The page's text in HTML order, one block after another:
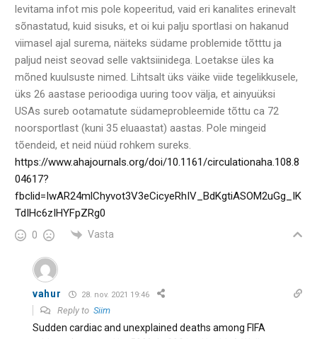
levitama infot mis pole kopeeritud, vaid eri kanalites erinevalt
sõnastatud, kuid sisuks, et oi kui palju sportlasi on hakanud
viimasel ajal surema, näiteks südame problemide tõtttu ja
paljud neist seovad selle vaktsiinidega. Loetakse üles ka
mõned kuulsuste nimed. Lihtsalt üks väike viide tegelikkusele,
üks 26 aastase perioodiga uuring toov välja, et ainyuüksi
USAs sureb ootamatute südameprobleemide tõttu ca 72
noorsportlast (kuni 35 eluaastat) aastas. Pole mingeid
tõendeid, et neid nüüd rohkem sureks.
https://www.ahajournals.org/doi/10.1161/circulationaha.108.8
04617?
fbclid=IwAR24mlChyvot3V3eCicyeRhIV_BdKgtiASOM2uGg_IK
TdIHc6zIHYFpZRg0
0 Vasta
vahur 28. nov. 2021 19:46
Reply to Siim
Sudden cardiac and unexplained deaths among FIFA